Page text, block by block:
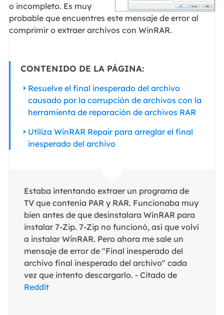
o incompleto. Es muy
probable que encuentres este mensaje de error al
comprimir o extraer archivos con WinRAR.
CONTENIDO DE LA PÁGINA:
Resuelve el final inesperado del archivo
causado por la corrupción de archivos con la
herramienta de reparación de archivos RAR
Utiliza WinRAR Repair para arreglar el final
inesperado del archivo
Estaba intentando extraer un programa de
TV que contenía PAR y RAR. Funcionaba muy
bien antes de que desinstalara WinRAR para
instalar 7-Zip. 7-Zip no funcionó, así que volví
a instalar WinRAR. Pero ahora me sale un
mensaje de error de "Final inesperado del
archivo final inesperado del archivo" cada
vez que intento descargarlo. - Citado de
Reddit